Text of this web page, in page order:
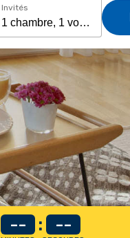
Invités
-- : --